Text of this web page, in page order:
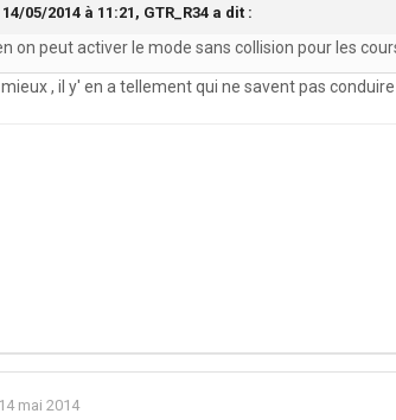
14/05/2014 à 11:21, GTR_R34 a dit :
on peut activer le mode sans collision pour les
, il y' en a tellement qui ne savent pas
14 mai 2014